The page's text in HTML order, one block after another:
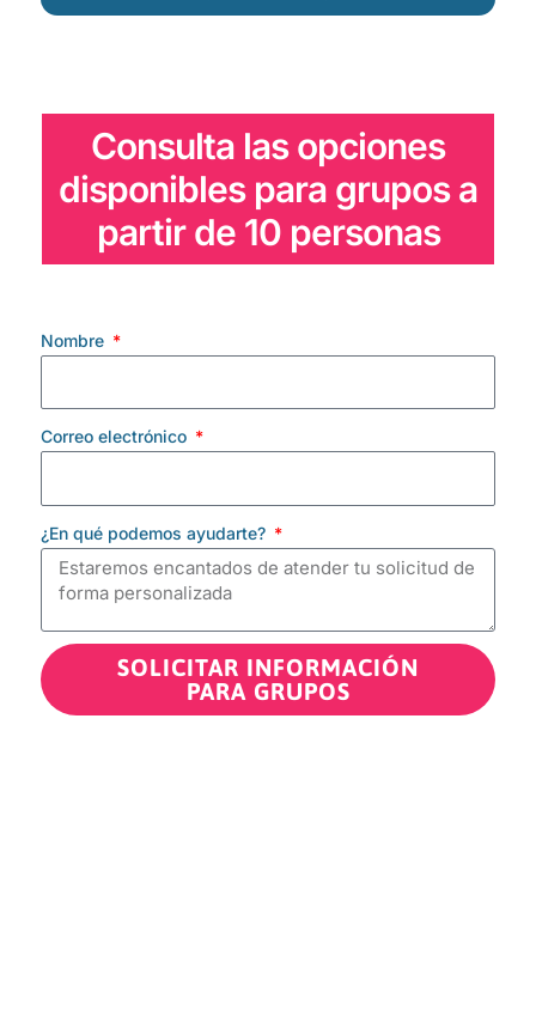
Consulta las opciones
disponibles para grupos a
partir de 10 personas
Nombre
Correo electrónico
¿En qué podemos ayudarte?
SOLICITAR INFORMACIÓN
PARA GRUPOS